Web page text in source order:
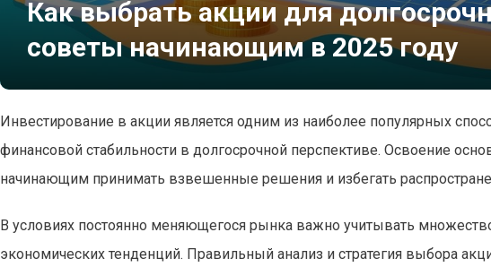
Как выбрать акции для
советы начинающим в 2025 году
Инвестирование в акции является одним из наиболее популярных
финансовой стабильности в долгосрочной перспективе. Освоение
начинающим принимать взвешенные решения и избегать
В условиях постоянно меняющегося рынка важно учитывать
экономических тенденций. Правильный анализ и стратегия выбора